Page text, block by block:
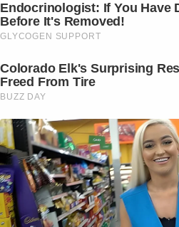
Endocrinologist: If You Have
Before It's Removed!
GLYCOGEN SUPPORT
Colorado Elk's Surprising
Freed From Tire
BUZZ DAY